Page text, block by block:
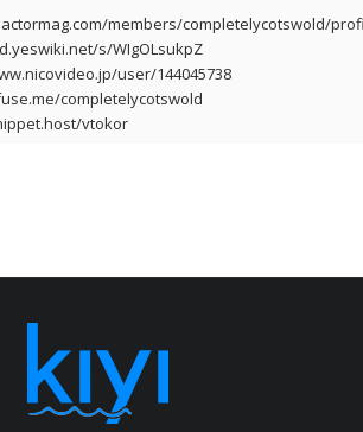
members/completelycotswold/
s/WIgOLsukpZ
user/144045738
completelycotswold
vtokor